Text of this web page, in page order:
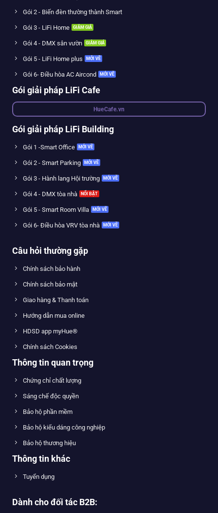
Gói 2 - Biến đèn thường thành Smart
Gói 3 - LiFi Home
Gói 4 - DMX sân vườn
Gói 5 - LiFi Home plus
Gói 6- Điều hòa AC Aircond
Gói giải pháp LiFi Cafe
HueCafe.vn
Gói giải pháp LiFi Building
Gói 1 -Smart Office
Gói 2 - Smart Parking
Gói 3 - Hành lang Hội trường
Gói 4 - DMX tòa nhà
Gói 5 - Smart Room Villa
Gói 6- Điều hòa VRV tòa nhà
Câu hỏi thường gặp
Chính sách bảo hành
Chính sách bảo mật
Giao hàng & Thanh toán
Hướng dẫn mua online
HDSD app myHue®
Chính sách Cookies
Thông tin quan trọng
Chứng chỉ chất lượng
Sáng chế độc quyền
Bảo hộ phần mềm
Bảo hộ kiểu dáng công nghiệp
Bảo hộ thương hiệu
Thông tin khác
Tuyển dụng
Dành cho đối tác B2B: